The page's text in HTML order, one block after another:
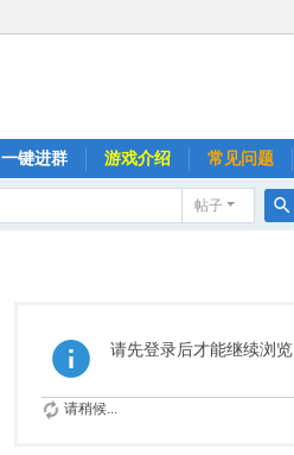
一键进群 游戏介绍 常见问题
帖子
请先登录后才能继续浏览
请稍候...